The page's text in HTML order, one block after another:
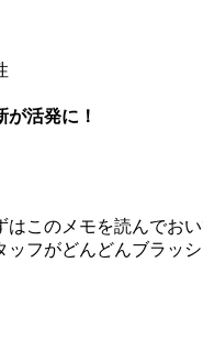
活発に！
はこのメモを読んでお
フがどんどんブラッ